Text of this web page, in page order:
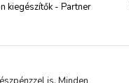
kiegészítők - Partner